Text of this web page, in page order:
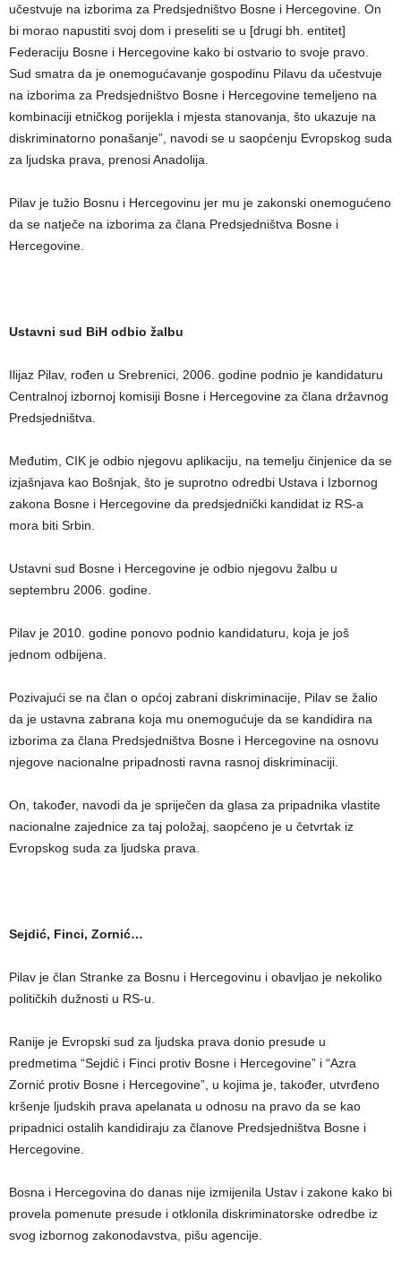
učestvuje na izborima za Predsjedništvo Bosne i Hercegovine. On
bi morao napustiti svoj dom i preseliti se u [drugi bh. entitet]
Federaciju Bosne i Hercegovine kako bi ostvario to svoje pravo.
Sud smatra da je onemogućavanje gospodinu Pilavu da učestvuje
na izborima za Predsjedništvo Bosne i Hercegovine temeljeno na
kombinaciji etničkog porijekla i mjesta stanovanja, što ukazuje na
diskriminatorno ponašanje”, navodi se u saopćenju Evropskog suda
za ljudska prava, prenosi Anadolija.
Pilav je tužio Bosnu i Hercegovinu jer mu je zakonski onemogućeno
da se natječe na izborima za člana Predsjedništva Bosne i
Hercegovine.
Ustavni sud BiH odbio žalbu
Ilijaz Pilav, rođen u Srebrenici, 2006. godine podnio je kandidaturu
Centralnoj izbornoj komisiji Bosne i Hercegovine za člana državnog
Predsjedništva.
Međutim, CIK je odbio njegovu aplikaciju, na temelju činjenice da se
izjašnjava kao Bošnjak, što je suprotno odredbi Ustava i Izbornog
zakona Bosne i Hercegovine da predsjednički kandidat iz RS-a
mora biti Srbin.
Ustavni sud Bosne i Hercegovine je odbio njegovu žalbu u
septembru 2006. godine.
Pilav je 2010. godine ponovo podnio kandidaturu, koja je još
jednom odbijena.
Pozivajući se na član o općoj zabrani diskriminacije, Pilav se žalio
da je ustavna zabrana koja mu onemogućuje da se kandidira na
izborima za člana Predsjedništva Bosne i Hercegovine na osnovu
njegove nacionalne pripadnosti ravna rasnoj diskriminaciji.
On, također, navodi da je spriječen da glasa za pripadnika vlastite
nacionalne zajednice za taj položaj, saopćeno je u četvrtak iz
Evropskog suda za ljudska prava.
Sejdić, Finci, Zornić…
Pilav je član Stranke za Bosnu i Hercegovinu i obavljao je nekoliko
političkih dužnosti u RS-u.
Ranije je Evropski sud za ljudska prava donio presude u
predmetima “Sejdić i Finci protiv Bosne i Hercegovine” i “Azra
Zornić protiv Bosne i Hercegovine”, u kojima je, također, utvrđeno
kršenje ljudskih prava apelanata u odnosu na pravo da se kao
pripadnici ostalih kandidiraju za članove Predsjedništva Bosne i
Hercegovine.
Bosna i Hercegovina do danas nije izmijenila Ustav i zakone kako bi
provela pomenute presude i otklonila diskriminatorske odredbe iz
svog izbornog zakonodavstva, pišu agencije.